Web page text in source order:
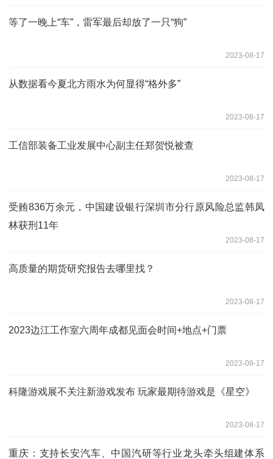
等了一晚上“车”，雷军最后却放了一只“狗”
2023-08-17
从数据看今夏北方雨水为何显得“格外多”
2023-08-17
工信部装备工业发展中心副主任郑贺悦被查
2023-08-17
受贿836万余元，中国建设银行深圳市分行原风险总监韩凤
林获刑11年
2023-08-17
高质量的期货研究报告去哪里找？
2023-08-17
2023边江工作室六周年成都见面会时间+地点+门票
2023-08-17
科隆游戏展不关注新游戏发布 玩家最期待游戏是《星空》
2023-08-17
重庆：支持长安汽车、中国汽研等行业龙头牵头组建体系